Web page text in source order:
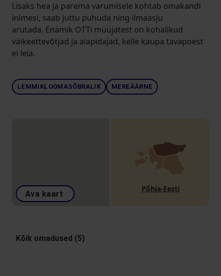
Lisaks hea ja parema varumisele kohtab omakandi
inimesi, saab juttu puhuda ning ilmaasju
arutada. Enamik OTTi müüjatest on kohalikud
väikeettevõtjad ja aiapidajad, kelle kaupa tavapoest
ei leia.
LEMMIKLOOMASÕBRALIK MEREÄÄRNE
Ava kaart
Põhja-Eesti
Kõik omadused (5)